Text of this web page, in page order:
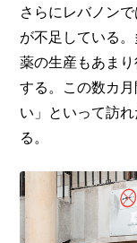
さらにレバノン
が不足している
薬の生産もあま
する。この数カ
い」といって訪
る。